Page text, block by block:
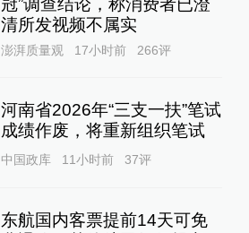
冠”调查结论，称消费者已澄
清所发视频不属实
澎湃质量观 17小时前 266评
河南省2026年“三支一扶”笔试
成绩作废，将重新组织笔试
中国政库 11小时前 37评
东航国内客票提前14天可免